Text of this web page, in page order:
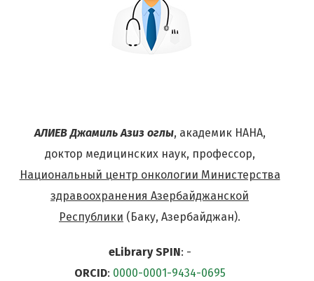
АЛИЕВ Джамиль Азиз оглы, академик НАНА,
доктор медицинских наук, профессор,
Национальный центр онкологии Министерства
здравоохранения Азербайджанской
Республики (Баку, Азербайджан).
eLibrary SPIN: -
ORCID: 0000-0001-9434-0695